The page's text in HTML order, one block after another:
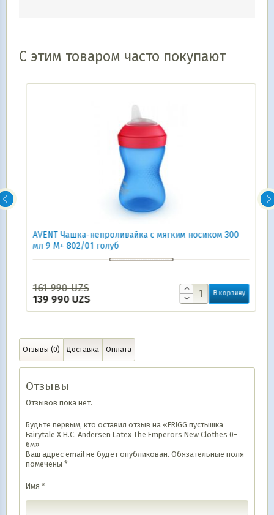
С этим товаром часто покупают
AVENT Чашка-непроливайка с мягким носиком 300
мл 9 M+ 802/01 голуб
161 990UZS
139 990UZS В корзину
Отзывы (0) Доставка Оплата
Отзывы
Отзывов пока нет.
Будьте первым, кто оставил отзыв на «FRIGG пустышка
Fairytale X H.C. Andersen Latex The Emperors New Clothes 0-
6м»
Ваш адрес email не будет опубликован. Обязательные поля
помечены *
Имя *